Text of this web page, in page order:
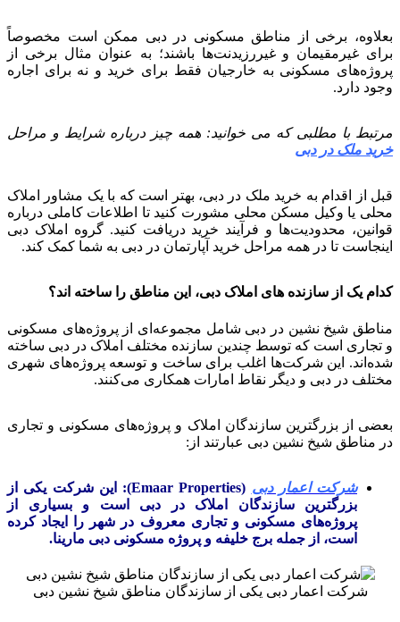
بعلاوه، برخی از مناطق مسکونی در دبی ممکن است مخصوصاً
برای غیرمقیمان و غیررزیدنت‌ها باشند؛ به عنوان مثال برخی از
پروژه‌های مسکونی به خارجیان فقط برای خرید و نه برای اجاره
وجود دارد.
مرتبط با مطلبی که می خوانید: همه چیز درباره شرایط و مراحل
خرید ملک در دبی
قبل از اقدام به خرید ملک در دبی، بهتر است که با یک مشاور املاک
محلی یا وکیل مسکن محلی مشورت کنید تا اطلاعات کاملی درباره
قوانین، محدودیت‌ها و فرآیند خرید دریافت کنید. گروه املاک دبی
اینجاست تا در همه مراحل خرید آپارتمان در دبی به شما کمک کند.
کدام یک از سازنده های املاک دبی، این مناطق را ساخته اند؟
مناطق شیخ نشین در دبی شامل مجموعه‌ای از پروژه‌های مسکونی
و تجاری است که توسط چندین سازنده مختلف املاک در دبی ساخته
شده‌اند. این شرکت‌ها اغلب برای ساخت و توسعه پروژه‌های شهری
مختلف در دبی و دیگر نقاط امارات همکاری می‌کنند.
بعضی از بزرگترین سازندگان املاک و پروژه‌های مسکونی و تجاری
در مناطق شیخ نشین دبی عبارتند از:
شرکت اعمار دبی
(Emaar Properties): این شرکت یکی از
بزرگترین سازندگان املاک در دبی است و بسیاری از
پروژه‌های مسکونی و تجاری معروف در شهر را ایجاد کرده
است، از جمله برج خلیفه و پروژه مسکونی دبی مارینا.
شرکت اعمار دبی یکی از سازندگان مناطق شیخ نشین دبی